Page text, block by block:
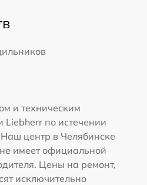
и техническим
Liebherr по истечении
центр в Челябинске
имеет официальной
Цены на ремонт,
исключительно